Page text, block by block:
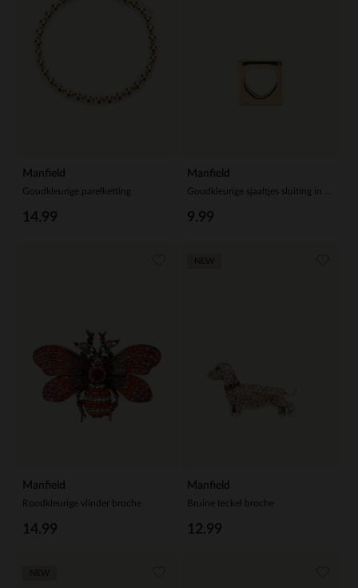
Manfield
Goudkleurige parelketting
14.99
Manfield
9.99
Manfield
Roodkleurige vlinder broche
14.99
Manfield
Bruine teckel broche
12.99